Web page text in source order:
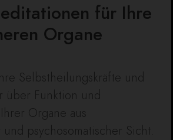
für Ihre
Organe
Selbstheilungskräfte und
über Funktion und
Organe aus
psychosomatischer Sicht.